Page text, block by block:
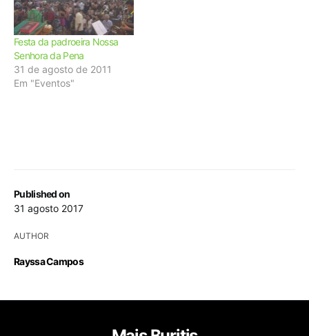
Published on
31 agosto 2017
AUTHOR
Rayssa Campos
Festa da padroeira Nossa
Senhora da Pena
31 de agosto de 2011
Em "Eventos"